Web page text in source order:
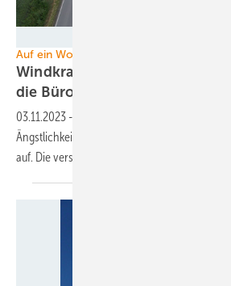
Auf ein Wort „Genehmigungen“
Windkraft-Transporte: Mit
die Bürokratie?
03.11.2023 -
Ängstlichkeit“ halten die Transporte von
auf. Die versprochene Besserung ist noch